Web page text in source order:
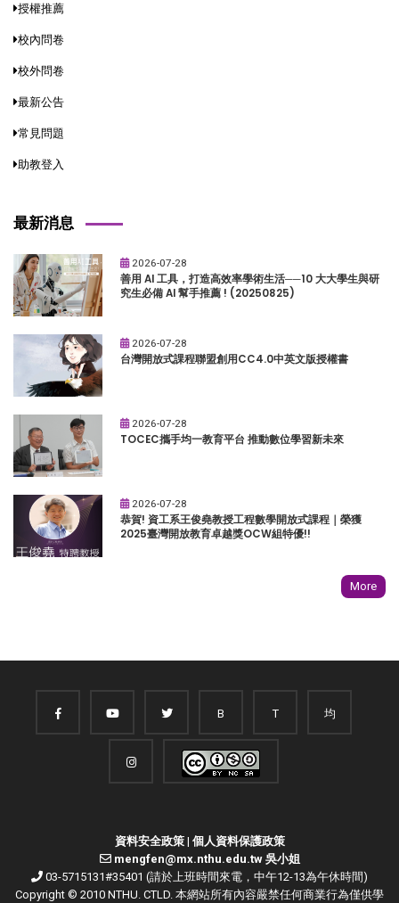
授權推薦
校內問卷
校外問卷
最新公告
常見問題
助教登入
最新消息
2026-07-28
善用 AI 工具，打造高效率學術生活──10 大大學生與研
究生必備 AI 幫手推薦 ! (20250825)
2026-07-28
台灣開放式課程聯盟創用CC4.0中英文版授權書
2026-07-28
TOCEC攜手均一教育平台 推動數位學習新未來
2026-07-28
恭賀! 資工系王俊堯教授工程數學開放式課程｜榮獲
2025臺灣開放教育卓越獎OCW組特優!!
More
B T 均
資料安全政策| 個人資料保護政策
mengfen@mx.nthu.edu.tw 吳小姐
03-5715131#35401 (請於上班時間來電，中午12-13為午休時間)
Copyright © 2010 NTHU. CTLD. 本網站所有內容嚴禁任何商業行為僅供學